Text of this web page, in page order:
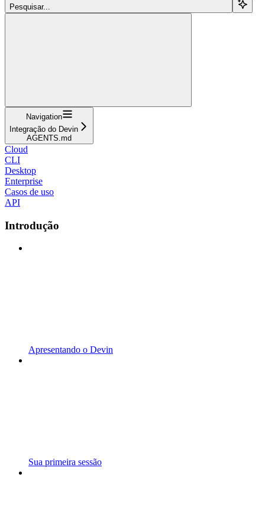
Pesquisar...
Navigation
Integração do Devin
AGENTS.md
Cloud
CLI
Desktop
Enterprise
Casos de uso
API
Introdução
Apresentando o Devin
Sua primeira sessão